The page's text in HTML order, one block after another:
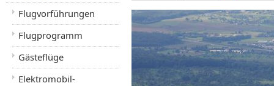
Flugvorführungen
Flugprogramm
Gästeflüge
Elektromobil-